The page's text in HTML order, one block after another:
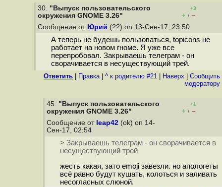
30. "Выпуск пользовательского
окружения GNOME 3.26"
+3
+ / –
Сообщение от Юрий (??) on 13-Сен-17, 23:50
А теперь не будешь пользоваться, topicons не
работает на новом гноме. Я уже все
перепробовал. Закрываешь телеграм - он
сворачивается в несуществующий трей.
Ответить Правка| ^ к родителю #21 Наверх
Cообщить
модератору
45. "Выпуск пользовательского
окружения GNOME 3.26"
+1
+ / –
Сообщение от leap42 (ok) on 14-
Сен-17, 02:54
> Закрываешь телеграм - он сворачивается в
несуществующий трей
жесть какая, зато emoji завезли. но апологеты
всё равно будут кушать, колоться и заливать
несогласных слюной.